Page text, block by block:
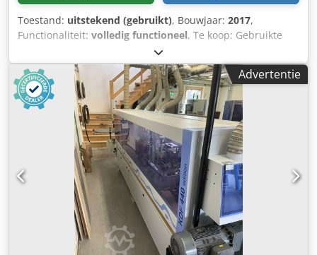
Toestand: uitstekend (gebruikt), Bouwjaar: 2017,
Functionaliteit: volledig functioneel, Te koop: Gebruikte
BRANDT KDF 440 C kantenaanlijmmachine van de HOMAG
Groep. Bouwjaar: 2017 Afschuinfreeseenheid Lijmeenheid
Drukzone Afkorteenheid (2-motorig) Meertraps
freeseenheid Vormfreeseenheid / hoekafronding (1-
motorig) Profiel- en vlakschraper Djdozc D D Dspfx Ac Nekr
Polijstunit Voeding: 14 m/min EVA & PUR mogelijk
PoweTouch-besturing PU-bovendrukrollen Weinig
bedrijfsuren Beschikbaar vanaf juni 2026 Zeer goede staat.
Advertentie